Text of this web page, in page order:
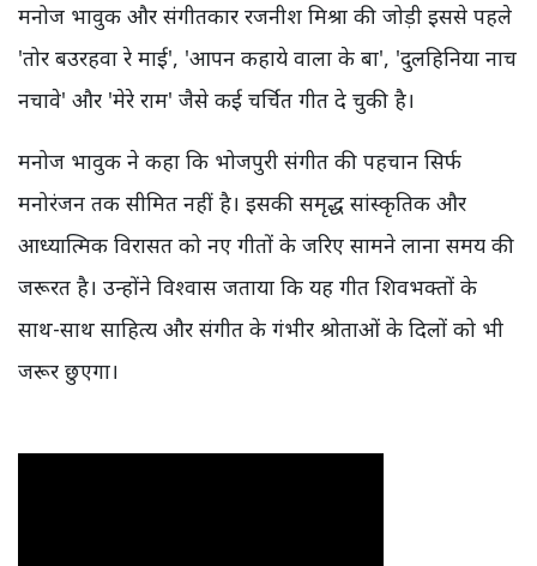
मनोज भावुक और संगीतकार रजनीश मिश्रा की जोड़ी इससे पहले
'तोर बउरहवा रे माई', 'आपन कहाये वाला के बा', 'दुलहिनिया नाच
नचावे' और 'मेरे राम' जैसे कई चर्चित गीत दे चुकी है।
मनोज भावुक ने कहा कि भोजपुरी संगीत की पहचान सिर्फ
मनोरंजन तक सीमित नहीं है। इसकी समृद्ध सांस्कृतिक और
आध्यात्मिक विरासत को नए गीतों के जरिए सामने लाना समय की
जरूरत है। उन्होंने विश्वास जताया कि यह गीत शिवभक्तों के
साथ-साथ साहित्य और संगीत के गंभीर श्रोताओं के दिलों को भी
जरूर छुएगा।